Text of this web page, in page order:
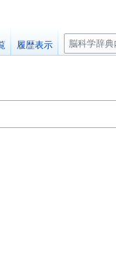
履歴表示
検
索